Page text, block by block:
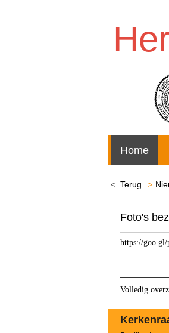
Home
Terug
Foto's
https://
Volledig